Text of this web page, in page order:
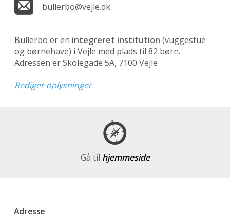
bullerbo@vejle.dk
Bullerbo er en integreret institution (vuggestue
og børnehave) i Vejle med plads til 82 børn.
Adressen er Skolegade 5A, 7100 Vejle
Rediger oplysninger
Gå til hjemmeside
Adresse